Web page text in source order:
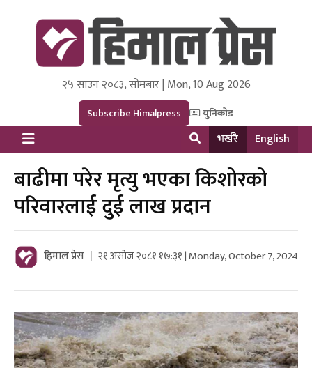
Himal Press
Dot NewsyNepal Media and Research Pvt Ltd.
२५ साउन २०८३, सोमबार | Mon, 10 Aug 2026
Subscribe Himalpress युनिकोड
भर्खरै English
बाढीमा परेर मृत्यु भएका किशोरको
परिवारलाई दुई लाख प्रदान
हिमाल प्रेस २१ असोज २०८१ १७:३१ | Monday, October 7, 2024